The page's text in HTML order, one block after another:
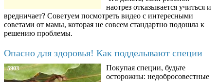
наотрез отказывается учиться и
вредничает? Советуем посмотреть видео с интересными
советами от мамы, которая не совсем стандартно подошла к
решению проблемы.
Опасно для здоровья! Как подделывают специи
5903
Покупая специи, будьте
осторожны: недобросовестные